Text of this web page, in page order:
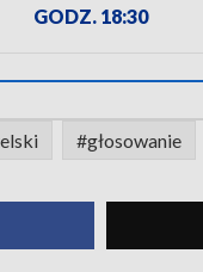
GODZ. 18:30
#głosowanie